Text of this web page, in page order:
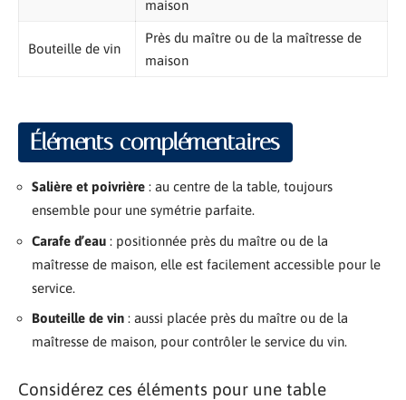
maison
Bouteille de vin
Près du maître ou de la maîtresse de
maison
Éléments complémentaires
Salière et poivrière : au centre de la table, toujours
ensemble pour une symétrie parfaite.
Carafe d’eau : positionnée près du maître ou de la
maîtresse de maison, elle est facilement accessible pour le
service.
Bouteille de vin : aussi placée près du maître ou de la
maîtresse de maison, pour contrôler le service du vin.
Considérez ces éléments pour une table